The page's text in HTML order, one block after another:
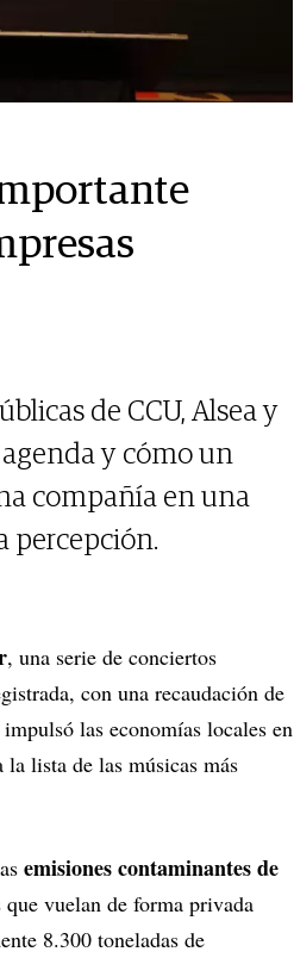
de CCU, Alsea y
y cómo un
compañía en una
percepción.
, una serie de conciertos
con una recaudación de
las economías locales en
lista de las músicas más
emisiones contaminantes de
vuelan de forma privada
8.300 toneladas de